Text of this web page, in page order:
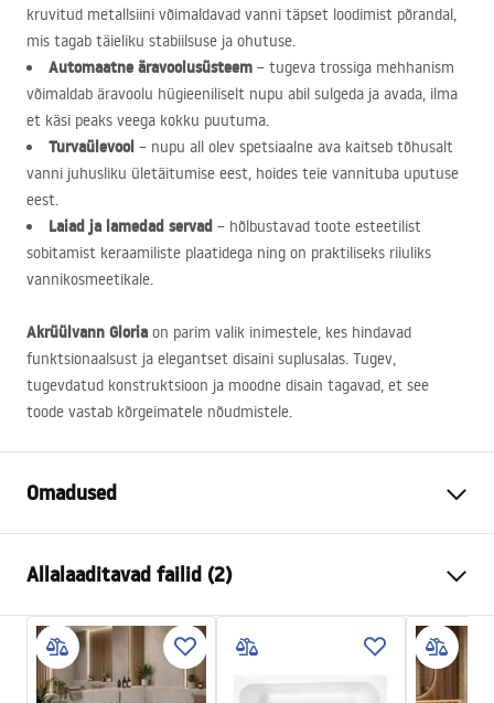
kruvitud metallsiini võimaldavad vanni täpset loodimist põrandal,
mis tagab täieliku stabiilsuse ja ohutuse.
Automaatne äravoolusüsteem – tugeva trossiga mehhanism
võimaldab äravoolu hügieeniliselt nupu abil sulgeda ja avada, ilma
et käsi peaks veega kokku puutuma.
Turvaülevool – nupu all olev spetsiaalne ava kaitseb tõhusalt
vanni juhusliku ületäitumise eest, hoides teie vannituba uputuse
eest.
Laiad ja lamedad servad – hõlbustavad toote esteetilist
sobitamist keraamiliste plaatidega ning on praktiliseks riiuliks
vannikosmeetikale.
Akrüülvann Gloria on parim valik inimestele, kes hindavad
funktsionaalsust ja elegantset disaini suplusalas. Tugev,
tugevdatud konstruktsioon ja moodne disain tagavad, et see
toode vastab kõrgeimatele nõudmistele.
Omadused
Värv
Materjal
Akrüül
Pikkus
1300
Laius
700 mm
Allalaaditavad failid (2)
Turvalisuse teave
WARUNKI_BEZPIECZENSTWA_WANNY.pdf